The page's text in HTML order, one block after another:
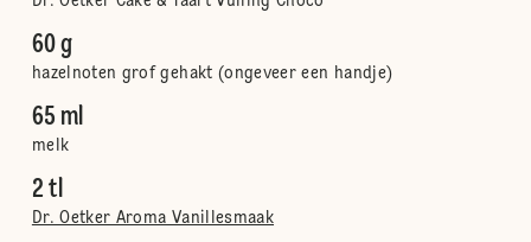
60 g
hazelnoten grof gehakt (ongeveer een handje)
65 ml
melk
2 tl
Dr. Oetker Aroma Vanillesmaak